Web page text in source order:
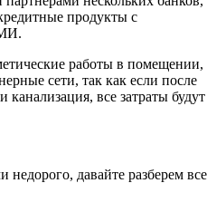
продукты с
работы в помещении,
сети, так как если после
канализация, все затраты будут
недорого, давайте разберем все